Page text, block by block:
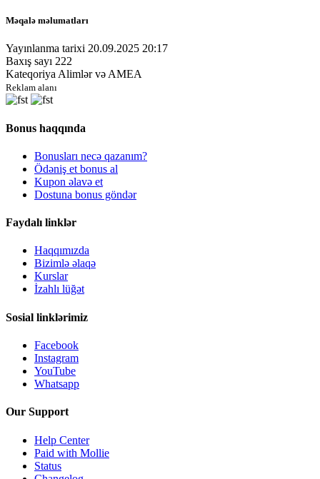
Məqalə məlumatları
Yayınlanma tarixi 20.09.2025 20:17
Baxış sayı 222
KateqoriyaAlimlər və AMEA
Reklam alanı
Bonus haqqında
Bonusları necə qazanım?
Ödəniş et bonus al
Kupon əlavə et
Dostuna bonus göndər
Faydalı linklər
Haqqımızda
Bizimlə əlaqə
Kurslar
İzahlı lüğət
Sosial linklərimiz
Facebook
Instagram
YouTube
Whatsapp
Our Support
Help Center
Paid with Mollie
Status